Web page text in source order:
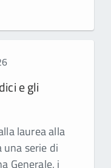
e gli
laurea alla
una serie di
Generale, i